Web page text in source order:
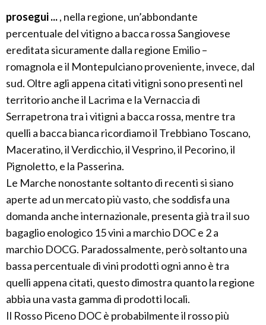
prosegui ..., nella regione, un’abbondante
percentuale del vitigno a bacca rossa Sangiovese
ereditata sicuramente dalla regione Emilio –
romagnola e il Montepulciano proveniente, invece, dal
sud. Oltre agli appena citati vitigni sono presenti nel
territorio anche il Lacrima e la Vernaccia di
Serrapetrona tra i vitigni a bacca rossa, mentre tra
quelli a bacca bianca ricordiamo il Trebbiano Toscano,
Maceratino, il Verdicchio, il Vesprino, il Pecorino, il
Pignoletto, e la Passerina.
Le Marche nonostante soltanto di recenti si siano
aperte ad un mercato più vasto, che soddisfa una
domanda anche internazionale, presenta già tra il suo
bagaglio enologico 15 vini a marchio DOC e 2 a
marchio DOCG. Paradossalmente, però soltanto una
bassa percentuale di vini prodotti ogni anno è tra
quelli appena citati, questo dimostra quanto la regione
abbia una vasta gamma di prodotti locali.
Il Rosso Piceno DOC è probabilmente il rosso più